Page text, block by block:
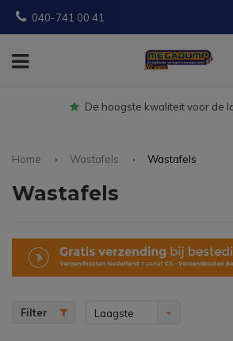
040-741 00 41
Gratisbezorgd vanaf
Home Wastafels Wastafels
Wastafels
Filter
Laagste